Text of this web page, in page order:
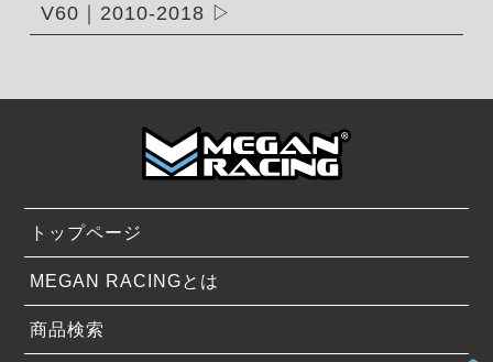
V60｜2010-2018
トップページ
MEGAN RACINGとは
商品検索